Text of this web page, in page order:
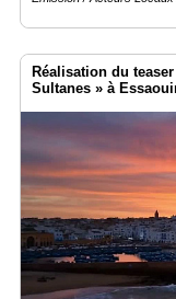
Réalisation du
Sultanes » à